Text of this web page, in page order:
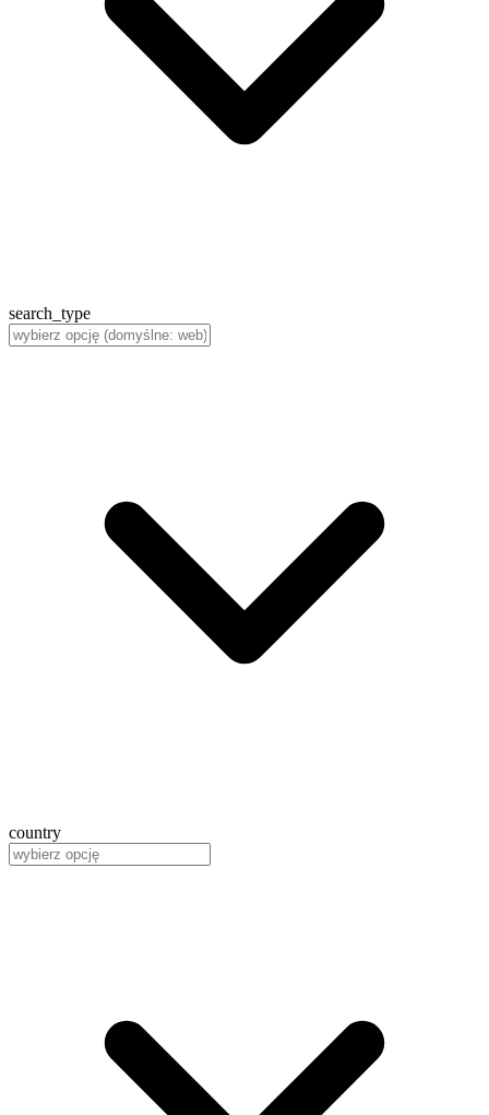
search_type
country